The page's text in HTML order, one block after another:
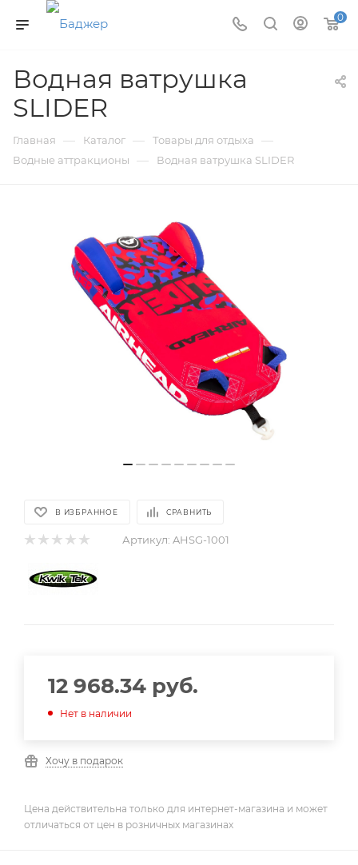
0
Водная ватрушка
SLIDER
Главная — Каталог — Товары для отдыха —
Водные аттракционы — Водная ватрушка SLIDER
В ИЗБРАННОЕ СРАВНИТЬ
Артикул: AHSG-1001
12 968.34 руб.
Нет в наличии
Хочу в подарок
Цена действительна только для интернет-магазина и может
отличаться от цен в розничных магазинах